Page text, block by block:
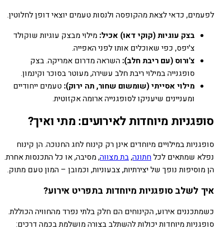
לפעמים, כדאי לצאת מהקופסה ולנסות טעמים יוצאי דופן לחלוטין.
בצק עוגיות (קוקי דאו) אכיל: מילוי מבצק עוגיות שוקולד
צ'יפס, כפי שאוכלים אותו לפני האפייה.
צ'ורוס (עם ריבת חלב): השראה מדרום אמריקה. בצק
סופגנייה במילוי ריבת חלב עשירה, מעוטר בסוכר וקינמון.
מילוי אסייתי (שומשום שחור, תה ירוק): טעמים ייחודיים
ומעניינים שיעניקו לסופגנייה ארומה אקזוטית.
סופגניות מיוחדות לאירועים: מתי ואיך?
סופגניות במילויים מיוחדים אינן רק קינוח לחג החנוכה. הן קינוח
נפלא שמתאים לכלחתונה,בת מצווה, מסיבה, או כל התכנסות אחרת.
הן מוסיפות נופך של יצירתיות, צבעוניות, וכמובן – המון טעם מתוק.
איך לשלב סופגניות מיוחדות בתפריט אירוע?
כשמתכננים אירוע, הקינוחים הם חלק בלתי נפרד מהחוויה הכוללת.
סופגניות מיוחדות יכולות להשתלב בצורה מושלמת בכמה דרכים: